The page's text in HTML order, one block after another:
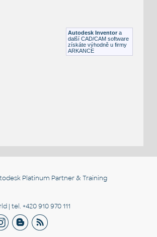
Plastové součásti
Autodesk Inventor a
další CAD/CAM software
získáte výhodně u firmy
ARKANCE
Platinum Partner & Training
| tel. +420 910 970 111